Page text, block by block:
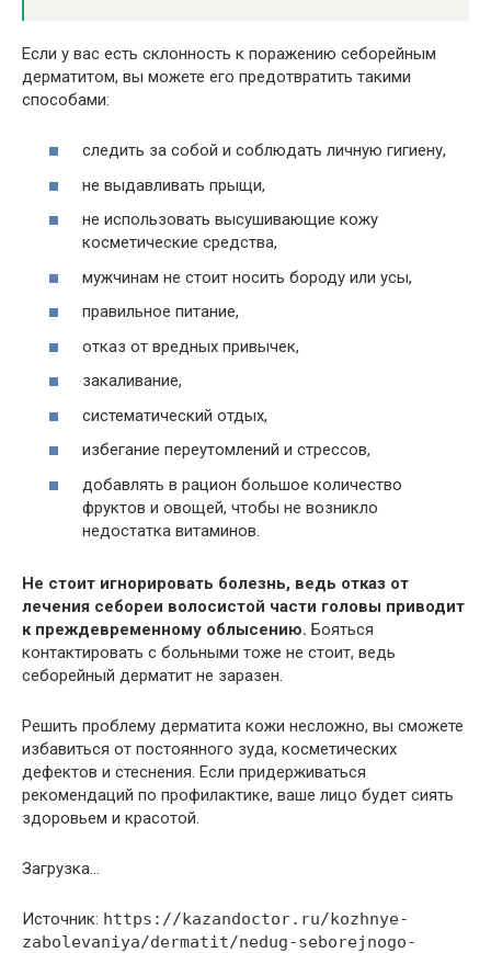
Если у вас есть склонность к поражению себорейным
дерматитом, вы можете его предотвратить такими
способами:
следить за собой и соблюдать личную гигиену,
не выдавливать прыщи,
не использовать высушивающие кожу
косметические средства,
мужчинам не стоит носить бороду или усы,
правильное питание,
отказ от вредных привычек,
закаливание,
систематический отдых,
избегание переутомлений и стрессов,
добавлять в рацион большое количество
фруктов и овощей, чтобы не возникло
недостатка витаминов.
Не стоит игнорировать болезнь, ведь отказ от
лечения себореи волосистой части головы приводит
к преждевременному облысению. Бояться
контактировать с больными тоже не стоит, ведь
себорейный дерматит не заразен.
Решить проблему дерматита кожи несложно, вы сможете
избавиться от постоянного зуда, косметических
дефектов и стеснения. Если придерживаться
рекомендаций по профилактике, ваше лицо будет сиять
здоровьем и красотой.
Загрузка…
Источник: https://kazandoctor.ru/kozhnye-
zabolevaniya/dermatit/nedug-seborejnogo-